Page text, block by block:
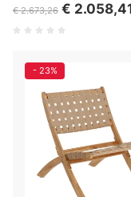
€ 2.673,26 €
- 23%